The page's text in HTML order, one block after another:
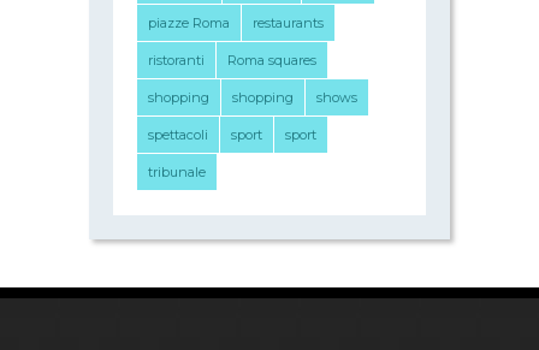
piazze Roma restaurants
ristoranti Roma squares
shopping shopping shows
spettacoli sport sport
tribunale